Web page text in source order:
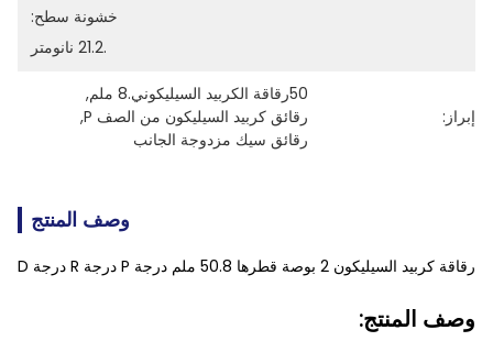
خشونة سطح:
.21.2 نانومتر
إبراز:
50رقاقة الكربيد السيليكوني.8 ملم
,
رقائق كربيد السيليكون من الصف P
,
رقائق سيك مزدوجة الجانب
وصف المنتج
رقاقة كربيد السيليكون 2 بوصة قطرها 50.8 ملم درجة P درجة R درجة D
وصف المنتج: